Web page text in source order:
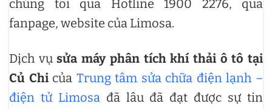
chúng tôi qua Hotline 1900 2276, qua
fanpage, website của Limosa.
Dịch vụsửa máy phân tích khí thải ô tô tại
Củ Chicủa Trung tâm sửa chữa điện lạnh –
điện tử Limosađã lâu đã đạt được sự tin